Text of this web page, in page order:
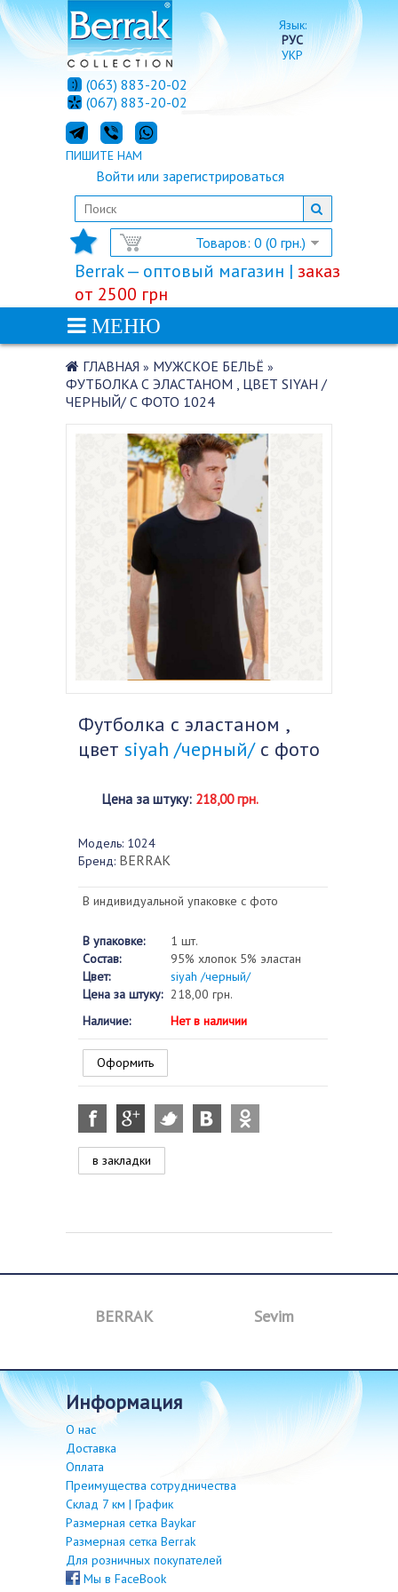
Язык:
РУС
УКР
Товаров: 0 (0 грн.)
Войти или зарегистрироваться
(063) 883-20-02
(067) 883-20-02
ПИШИТЕ НАМ
Berrak — оптовый магазин | заказ
от 2500 грн
МЕНЮ
ГЛАВНАЯ » МУЖСКОЕ БЕЛЬЁ »
ФУТБОЛКА С ЭЛАСТАНОМ , ЦВЕТ SIYAH /
ЧЕРНЫЙ/ С ФОТО 1024
Футболка с эластаном ,
цвет siyah /черный/с фото
Цена за штуку: 218,00 грн.
Модель: 1024
Бренд: BERRAK
В индивидуальной упаковке с фото
В упаковке:
1 шт.
Состав:
95% хлопок 5% эластан
Цвет:
siyah /черный/
Цена за штуку: 218,00 грн.
Наличие:
Нет в наличии
Оформить
в закладки
BERRAK Sevim
информация
О нас
Доставка
Оплата
Преимущества сотрудничества
Склад 7 км | График
Размерная сетка Baykar
Размерная сетка Berrak
Для розничных покупателей
Мы в FaceBook